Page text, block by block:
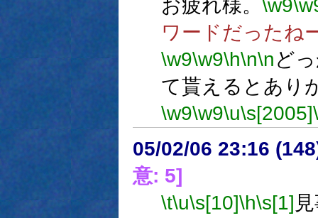
お疲れ様。 \w9
ワードだったね
\w9\w9\h\n\nど
て貰えるとあり
\w9\w9\u\s[2005]
05/02/06 23:16
意: 5]
\t\u\s[10]\h\s[1]